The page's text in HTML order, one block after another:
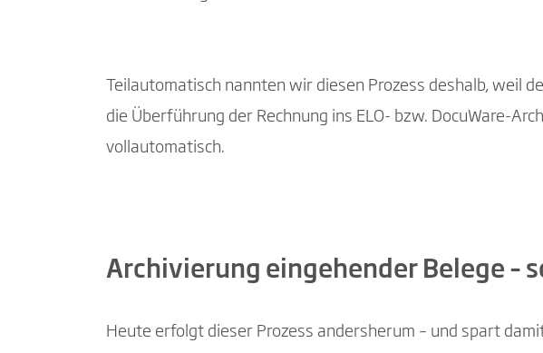
Teilautomatisch nannten wir diesen Prozess deshalb, weil
die Überführung der Rechnung ins ELO- bzw. DocuWare-
vollautomatisch.
Archivierung eingehender Belege –
Heute erfolgt dieser Prozess andersherum – und spart